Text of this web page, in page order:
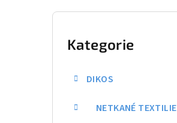
P
Přeskočit
kategorie
Kategorie
DIKOS
NETKANÉ TEXTILIE